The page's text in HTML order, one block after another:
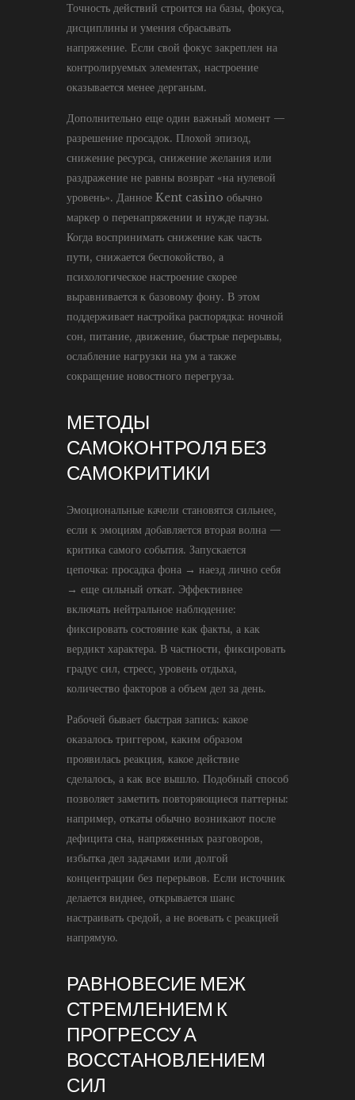
Точность действий строится на базы, фокуса,
дисциплины и умения сбрасывать
напряжение. Если свой фокус закреплен на
контролируемых элементах, настроение
оказывается менее дерганым.
Дополнительно еще один важный момент —
разрешение просадок. Плохой эпизод,
снижение ресурса, снижение желания или
раздражение не равны возврат «на нулевой
уровень». Данное Kent casino обычно
маркер о перенапряжении и нужде паузы.
Когда воспринимать снижение как часть
пути, снижается беспокойство, а
психологическое настроение скорее
выравнивается к базовому фону. В этом
поддерживает настройка распорядка: ночной
сон, питание, движение, быстрые перерывы,
ослабление нагрузки на ум а также
сокращение новостного перегруза.
МЕТОДЫ
САМОКОНТРОЛЯ БЕЗ
САМОКРИТИКИ
Эмоциональные качели становятся сильнее,
если к эмоциям добавляется вторая волна —
критика самого события. Запускается
цепочка: просадка фона → наезд лично себя
→ еще сильный откат. Эффективнее
включать нейтральное наблюдение:
фиксировать состояние как факты, а как
вердикт характера. В частности, фиксировать
градус сил, стресс, уровень отдыха,
количество факторов а объем дел за день.
Рабочей бывает быстрая запись: какое
оказалось триггером, каким образом
проявилась реакция, какое действие
сделалось, а как все вышло. Подобный способ
позволяет заметить повторяющиеся паттерны:
например, откаты обычно возникают после
дефицита сна, напряженных разговоров,
избытка дел задачами или долгой
концентрации без перерывов. Если источник
делается виднее, открывается шанс
настраивать средой, а не воевать с реакцией
напрямую.
РАВНОВЕСИЕ МЕЖ
СТРЕМЛЕНИЕМ К
ПРОГРЕССУ А
ВОССТАНОВЛЕНИЕМ
СИЛ